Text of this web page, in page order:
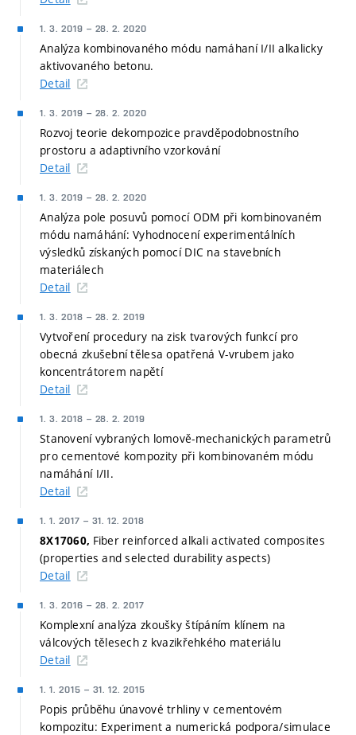
1. 3. 2019 – 28. 2. 2020
Analýza kombinovaného módu namáhaní I/II alkalicky
aktivovaného betonu.
Detail
1. 3. 2019 – 28. 2. 2020
Rozvoj teorie dekompozice pravděpodobnostního
prostoru a adaptivního vzorkování
Detail
1. 3. 2019 – 28. 2. 2020
Analýza pole posuvů pomocí ODM při kombinovaném
módu namáhání: Vyhodnocení experimentálních
výsledků získaných pomocí DIC na stavebních
materiálech
Detail
1. 3. 2018 – 28. 2. 2019
Vytvoření procedury na zisk tvarových funkcí pro
obecná zkušební tělesa opatřená V-vrubem jako
koncentrátorem napětí
Detail
1. 3. 2018 – 28. 2. 2019
Stanovení vybraných lomově-mechanických parametrů
pro cementové kompozity při kombinovaném módu
namáhání I/II.
Detail
1. 1. 2017 – 31. 12. 2018
8X17060, Fiber reinforced alkali activated composites
(properties and selected durability aspects)
Detail
1. 3. 2016 – 28. 2. 2017
Komplexní analýza zkoušky štípáním klínem na
válcových tělesech z kvazikřehkého materiálu
Detail
1. 1. 2015 – 31. 12. 2015
Popis průběhu únavové trhliny v cementovém
kompozitu: Experiment a numerická podpora/simulace